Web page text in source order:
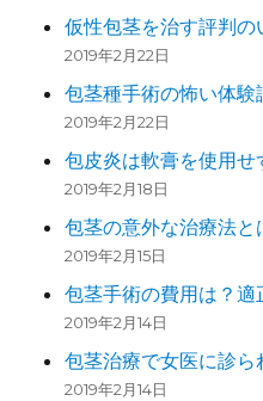
仮性包茎を治す評判の
2019年2月22日
包茎種手術の怖い体験
2019年2月22日
包皮炎は軟膏を使用せ
2019年2月18日
包茎の意外な治療法と
2019年2月15日
包茎手術の費用は？適
2019年2月14日
包茎治療で女医に診ら
2019年2月14日